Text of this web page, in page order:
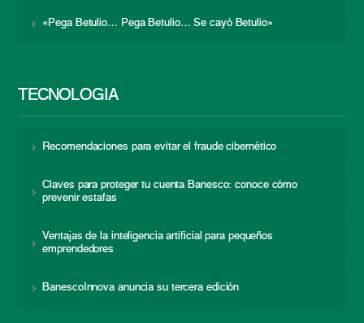
«Pega Betulio… Pega Betulio… Se cayó Betulio»
TECNOLOGÍA
Recomendaciones para evitar el fraude cibernético
Claves para proteger tu cuenta Banesco: conoce cómo
prevenir estafas
Ventajas de la inteligencia artificial para pequeños
emprendedores
BanescoInnova anuncia su tercera edición